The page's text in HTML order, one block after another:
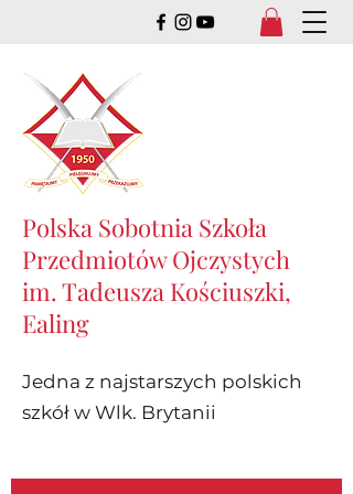
Polska Sobotnia Szkoła
Przedmiotów Ojczystych
im. Tadeusza Kościuszki,
Ealing
Jedna z najstarszych polskich
szkół w Wlk. Brytanii